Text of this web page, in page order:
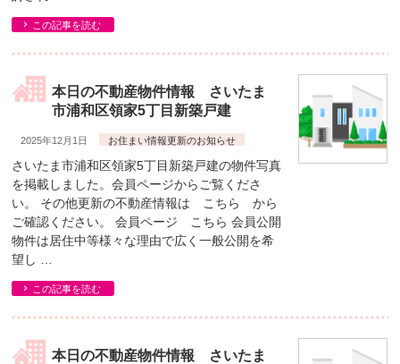
この記事を読む
本日の不動産物件情報 さいたま
市浦和区領家5丁目新築戸建
2025年12月1日 お住まい情報更新のお知らせ
さいたま市浦和区領家5丁目新築戸建の物件写真
を掲載しました。会員ページからご覧くださ
い。 その他更新の不動産情報は こちら から
ご確認ください。 会員ページ こちら 会員公開
物件は居住中等様々な理由で広く一般公開を希
望し …
この記事を読む
本日の不動産物件情報 さいたま